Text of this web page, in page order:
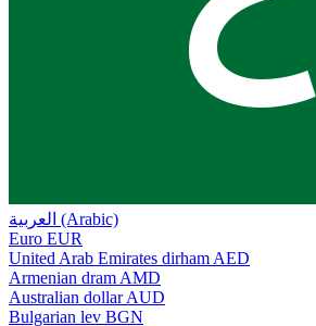
العربية (Arabic)
Euro EUR
United Arab Emirates dirham AED
Armenian dram AMD
Australian dollar AUD
Bulgarian lev BGN